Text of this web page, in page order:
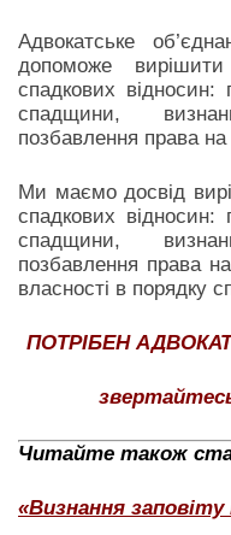
Адвокатське
допоможе
спадкових відносин:
спадщини,
позбавлення права
Ми маємо досвід
спадкових відносин:
спадщини,
позбавлення права
власності в порядку
ПОТРІБЕН
Читайте також
«Визнання заповіту